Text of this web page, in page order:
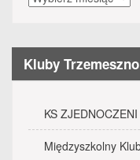
wydarzenia
Kluby Trzemeszno
KS
Międzyszkolny